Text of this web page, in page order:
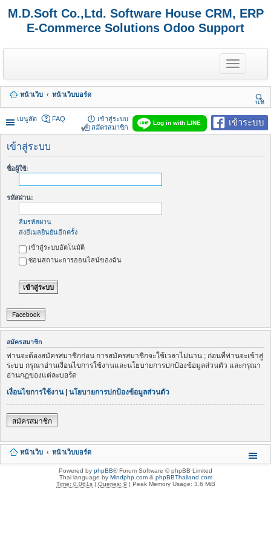
M.D.Soft Co.,Ltd. Software House CRM, ERP
E-Commerce Solutions Odoo Support
T
o
g
e
n
a
v
g
หน้าเว็บ
หน้าเว็บบอร์ด
นห
า
เมนูลัด
เข้าระบบ
Log in with LINE
FAQ
เข้าสู่ระบบ
สมัครสมาชิก
เข้าสู่ระบบ
ชื่อผู้ใช้:
รหัสผ่าน:
ลืมรหัสผ่าน
ส่งอีเมลยืนยันอีกครั้ง
เข้าสู่ระบบอัตโนมัติ
ซ่อนสถานะการออนไลน์ของฉัน
Facebook
สมัครสมาชิก
ท่านจะต้องสมัครสมาชิกก่อน การสมัครสมาชิกจะใช้เวลาไม่นาน ; ก่อนที่ท่านจะเข้าสู่
ระบบ กรุณาอ่านเงื่อนไขการใช้งานและนโยบายการปกป้องข้อมูลส่วนตัว และกรุณา
อ่านกฎของแต่ละบอร์ด
เงื่อนไขการใช้งาน| นโยบายการปกป้องข้อมูลส่วนตัว
สมัครสมาชิก
หน้าเว็บ หน้าเว็บบอร์ด
Powered by phpBB® Forum Software © phpBB Limited
Thai language by Mindphp.com& phpBBThailand.com
Time: 0.061s| Queries: 9 | Peak Memory Usage: 3.6 MiB